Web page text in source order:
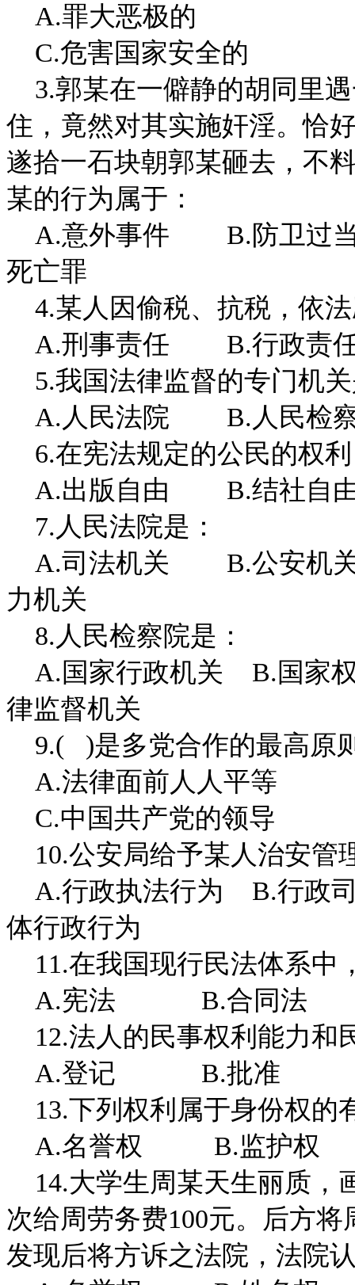
A.罪大恶极的 B.
C.危害国家安全的
3.郭某在一僻静的胡同里
住，竟然对其实施奸淫。恰
遂拾一石块朝郭某砸去，不
某的行为属于：
A.意外事件 B.防卫
死亡罪
4.某人因偷税、抗税，依
A.刑事责任 B.行政
5.我国法律监督的专门机
A.人民法院 B.人民检
6.在宪法规定的公民的权
A.出版自由 B.结社
7.人民法院是：
A.司法机关 B.公安机
力机关
8.人民检察院是：
A.国家行政机关 B.国家
律监督机关
9.( )是多党合作的最高原
A.法律面前人人平
C.中国共产党的领导
10.公安局给予某人治安管
A.行政执法行为 B.行政
体行政行为
11.在我国现行民法体系中
A.宪法 B.合同法
12.法人的民事权利能力和
A.登记 B.批准
13.下列权利属于身份权的
A.名誉权 B.监护
14.大学生周某天生丽质，
次给周劳务费100元。后方
发现后将方诉之法院，法院